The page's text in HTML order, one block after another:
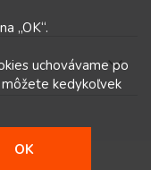
„OK“.
uchovávame po
kedykoľvek
OK